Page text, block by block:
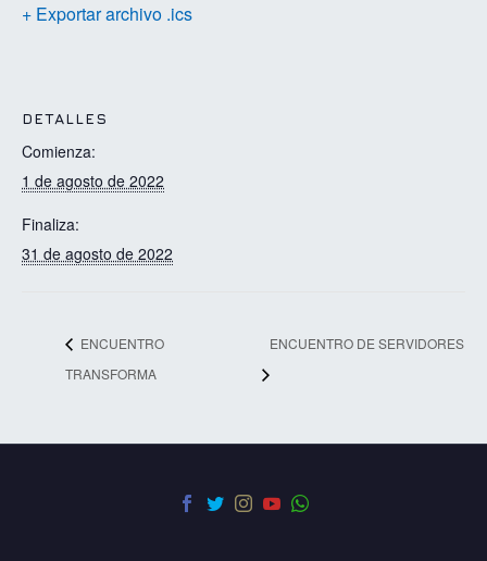
+ Exportar archivo .ics
DETALLES
Comienza:
1 de agosto de 2022
Finaliza:
31 de agosto de 2022
ENCUENTRO
TRANSFORMA
ENCUENTRO DE SERVIDORES